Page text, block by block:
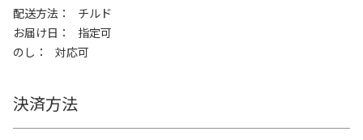
配送方法
チルド
お届け日
指定可
のし
対応可
決済方法